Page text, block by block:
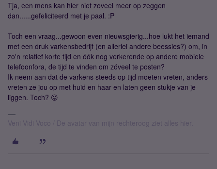
Tja, een mens kan hier niet zoveel meer op zeggen
dan......gefeliciteerd met je paal. :P
Toch een vraag...gewoon even nieuwsgierig...hoe lukt het iemand
met een druk varkensbedrijf (en allerlei andere beessies?) om, in
zo'n relatief korte tijd en óók nog verkerende op andere mobiele
telefoonfora, de tijd te vinden om zóveel te posten?
Ik neem aan dat de varkens steeds op tijd moeten vreten, anders
vreten ze jou op met huid en haar en laten geen stukje van je
liggen. Toch? 😛
Veni Vidi Voco / De avatar van mijn rechteroog ziet alles hier.